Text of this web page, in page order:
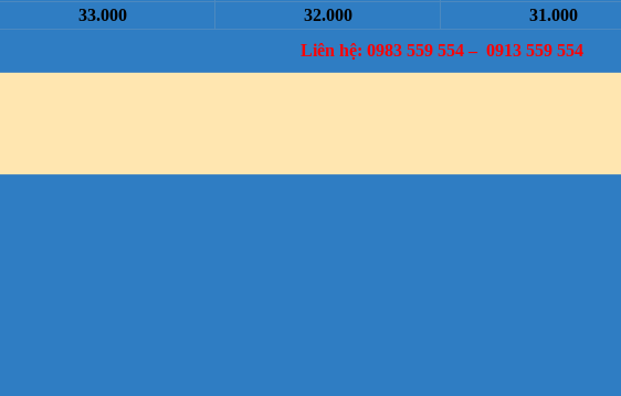
33.000 32.000 31.000
Liên hệ: 0983 559 554 – 0913 559 554